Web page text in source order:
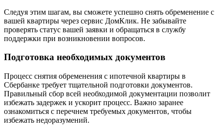
Следуя этим шагам, вы сможете успешно снять обременение с
вашей квартиры через сервис ДомКлик. Не забывайте
проверять статус вашей заявки и обращаться в службу
поддержки при возникновении вопросов.
Подготовка необходимых документов
Процесс снятия обременения с ипотечной квартиры в
Сбербанке требует тщательной подготовки документов.
Правильный сбор всей необходимой документации позволит
избежать задержек и ускорит процесс. Важно заранее
ознакомиться с перечнем требуемых документов, чтобы
избежать недоразумений.